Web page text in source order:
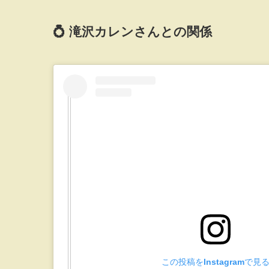
💍 滝沢カレンさんとの関係
この投稿をInstagramで見る